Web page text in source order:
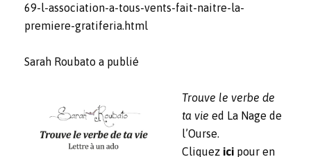
69-l-association-a-tous-vents-fait-naitre-la-
premiere-gratiferia.html
Sarah Roubato a publié
Trouve le verbe de
ta vie ed La Nage de
l’Ourse.
Cliquez ici pour en